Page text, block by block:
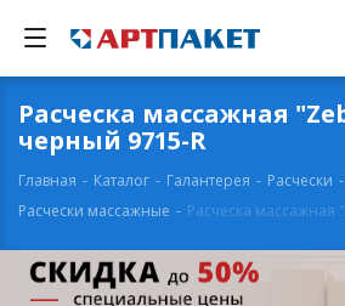
Расческа массажная
черный 9715-R
Главная - Каталог - Галантерея - Расчески -
Расчески массажные - Расческа массажная